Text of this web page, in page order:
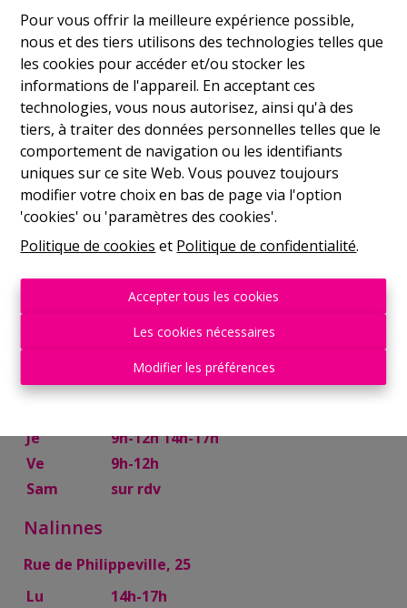
Pour vous offrir la meilleure expérience possible,
nous et des tiers utilisons des technologies telles que
les cookies pour accéder et/ou stocker les
informations de l'appareil. En acceptant ces
technologies, vous nous autorisez, ainsi qu'à des
tiers, à traiter des données personnelles telles que le
comportement de navigation ou les identifiants
uniques sur ce site Web. Vous pouvez toujours
modifier votre choix en bas de page via l'option
'cookies' ou 'paramètres des cookies'.
Politique de cookies et Politique de confidentialité.
Accepter tous les cookies
Les cookies nécessaires
Modifier les préférences
Philippeville
Rue de France, 37
Lu
14h-17h
Ma
9h-12h 14h-17h
Mer
9h-12h 14h-17h
Je
9h-12h 14h-17h
Ve
9h-12h
Sam
10h-13h
14h-17h
Ma
9h-12h 14h-17h
Je
9h-12h 14h-17h
Ve
9h-12h
Sam
sur rdv
Nalinnes
Rue de Philippeville, 25
Lu
14h-17h